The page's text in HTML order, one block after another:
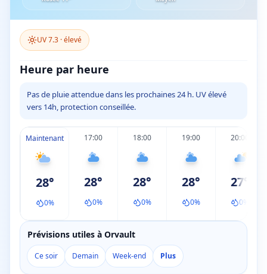
UV7.3 ·élevé
Heure par heure
Pas de pluie attendue dans les prochaines 24 h. UV élevé
vers 14h, protection conseillée.
Maintenant
28°
0%
17:00
28°
0%
18:00
28°
0%
19:00
28°
0%
20:00
27°
0
Prévisions utiles à Orvault
Ce soir Demain Week-end Plus